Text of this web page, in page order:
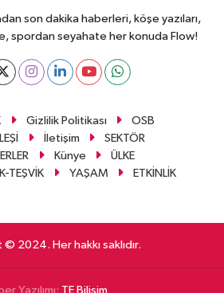
son dakika haberleri, köşe yazıları,
spordan seyahate her konuda Flow!
Gizlilik Politikası
OSB
İletişim
SEKTÖR
Künye
ÜLKE
TEŞVİK YAŞAM ETKİNLİK
2024. Her hakkı saklıdır.
Yazılımı: TE Bilişim